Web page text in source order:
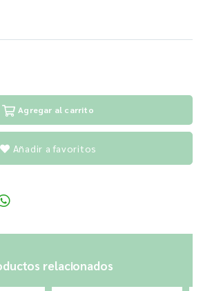
Agregar al carrito
Añadir a favoritos
relacionados